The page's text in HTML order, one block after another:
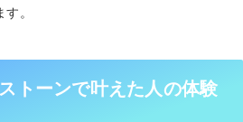
。
トーンで叶えた人の体験